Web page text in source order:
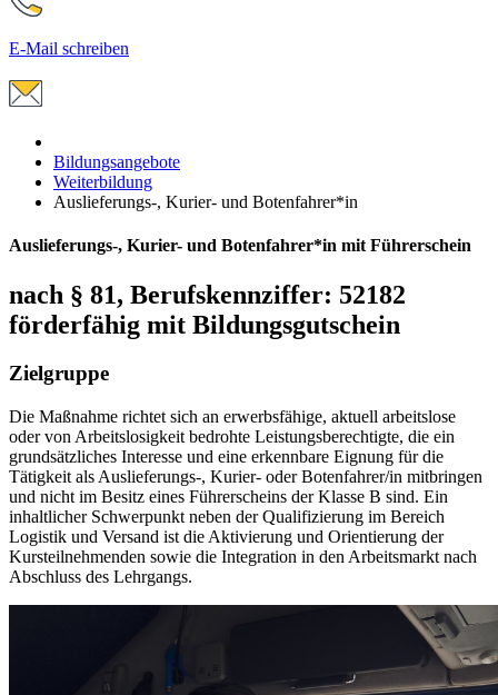
E-Mail schreiben
Bildungsangebote
Weiterbildung
Auslieferungs-, Kurier- und Botenfahrer*in
Auslieferungs-, Kurier- und Botenfahrer*in mit Führerschein
nach § 81, Berufskennziffer: 52182
förderfähig mit Bildungsgutschein
Zielgruppe
Die Maßnahme richtet sich an erwerbsfähige, aktuell arbeitslose
oder von Arbeitslosigkeit bedrohte Leistungsberechtigte, die ein
grundsätzliches Interesse und eine erkennbare Eignung für die
Tätigkeit als Auslieferungs-, Kurier- oder Botenfahrer/in mitbringen
und nicht im Besitz eines Führerscheins der Klasse B sind. Ein
inhaltlicher Schwerpunkt neben der Qualifizierung im Bereich
Logistik und Versand ist die Aktivierung und Orientierung der
Kursteilnehmenden sowie die Integration in den Arbeitsmarkt nach
Abschluss des Lehrgangs.